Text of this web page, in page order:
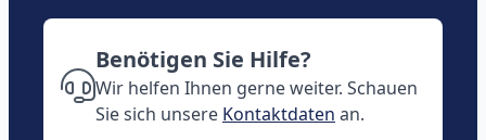
Benötigen Sie Hilfe?
Wir helfen Ihnen gerne weiter. Schauen
Sie sich unsere Kontaktdaten an.